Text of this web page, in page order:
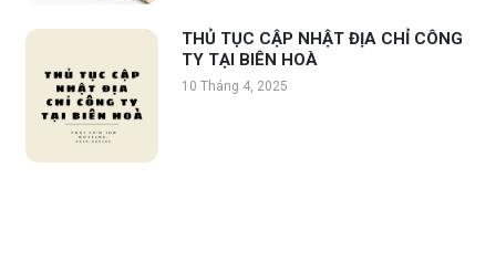
THỦ TỤC CẬP NHẬT ĐỊA CHỈ CÔNG
TY TẠI BIÊN HOÀ
10 Tháng 4, 2025